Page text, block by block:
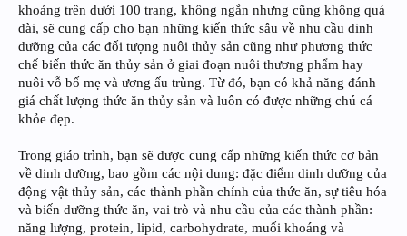
khoảng trên dưới 100 trang, không ngắn nhưng cũng không quá
dài, sẽ cung cấp cho bạn những kiến thức sâu về nhu cầu dinh
dưỡng của các đối tượng nuôi thủy sản cũng như phương thức
chế biến thức ăn thủy sản ở giai đoạn nuôi thương phẩm hay
nuôi vỗ bố mẹ và ương ấu trùng. Từ đó, bạn có khả năng đánh
giá chất lượng thức ăn thủy sản và luôn có được những chú cá
khỏe đẹp.
Trong giáo trình, bạn sẽ được cung cấp những kiến thức cơ bản
về dinh dưỡng, bao gồm các nội dung: đặc điểm dinh dưỡng của
động vật thủy sản, các thành phần chính của thức ăn, sự tiêu hóa
và biến dưỡng thức ăn, vai trò và nhu cầu của các thành phần:
năng lượng, protein, lipid, carbohydrate, muối khoáng và